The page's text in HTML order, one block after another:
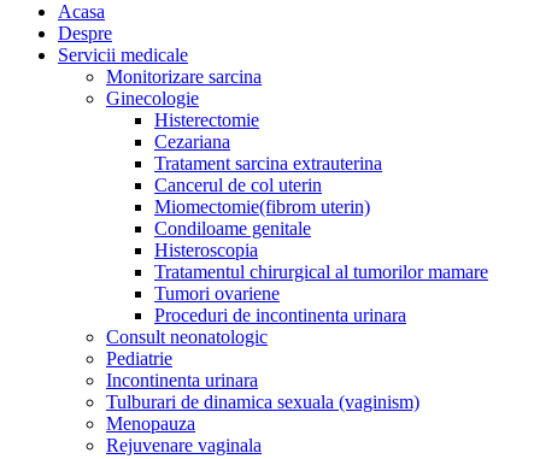
Acasa
Despre
Servicii medicale
Monitorizare sarcina
Ginecologie
Histerectomie
Cezariana
Tratament sarcina extrauterina
Cancerul de col uterin
Miomectomie(fibrom uterin)
Condiloame genitale
Histeroscopia
Tratamentul chirurgical al tumorilor mamare
Tumori ovariene
Proceduri de incontinenta urinara
Consult neonatologic
Pediatrie
Incontinenta urinara
Tulburari de dinamica sexuala (vaginism)
Menopauza
Rejuvenare vaginala